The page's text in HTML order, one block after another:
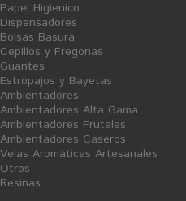
Papel Higienico
Dispensadores
Bolsas Basura
Cepillos y Fregonas
Guantes
Estropajos y Bayetas
Ambientadores
Ambientadores Alta Gama
Ambientadores Frutales
Ambientadores Caseros
Velas Aromáticas Artesanales
Otros
Resinas
Fregasuelos Magnolia Neutro
Ficha Producto
1,98 €